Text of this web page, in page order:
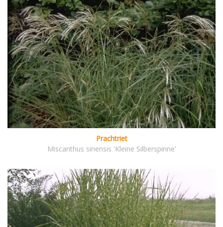
Prachtriet
Miscanthus sinensis 'Kleine Silberspinne'